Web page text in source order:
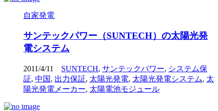
自家発電
サンテックパワー（SUNTECH）の太陽光発
電システム
2011/4/11 SUNTECH, サンテックパワー, システム保
証, 中国, 出力保証, 太陽光発電, 太陽光発電システム, 太
陽光発電メーカー, 太陽電池モジュール